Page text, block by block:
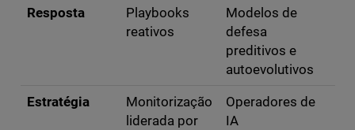
Resposta
Playbooks
reativos
Modelos de
defesa
preditivos e
autoevolutivos
Estratégia
Monitorização
liderada por
Operadores de
IA